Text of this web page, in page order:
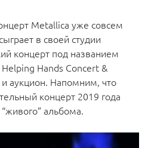
Metallica уже совсем
в своей студии
концерт под названием
Hands Concert &
и аукцион. Напомним, что
концерт 2019 года
альбома.